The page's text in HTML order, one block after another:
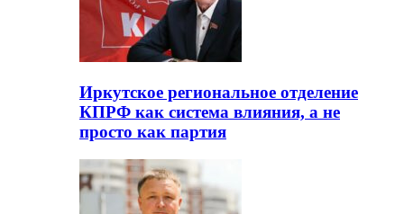
Иркутское региональное отделение
КПРФ как система влияния, а не
просто как партия